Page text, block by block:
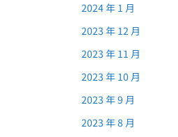
2024 年 1 月
2023 年 12 月
2023 年 11 月
2023 年 10 月
2023 年 9 月
2023 年 8 月